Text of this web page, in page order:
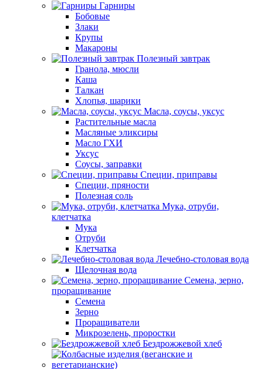
Гарниры
Бобовые
Злаки
Крупы
Макароны
Полезный завтрак
Гранола, мюсли
Каша
Талкан
Хлопья, шарики
Масла, соусы, уксус
Растительные масла
Масляные эликсиры
Масло ГХИ
Уксус
Соусы, заправки
Специи, приправы
Специи, пряности
Полезная соль
Мука, отруби,
клетчатка
Мука
Отруби
Клетчатка
Лечебно-столовая вода
Щелочная вода
Семена, зерно,
проращивание
Семена
Зерно
Проращиватели
Микрозелень, проростки
Бездрожжевой хлеб